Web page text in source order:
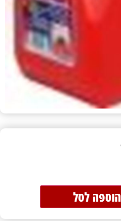
הוספה לסל